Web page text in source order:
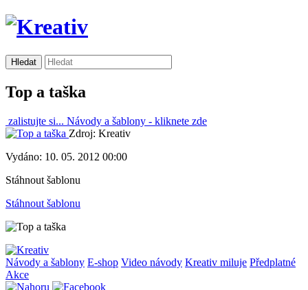
Top a taška
zalistujte si... Návody a šablony - kliknete zde
Zdroj: Kreativ
Vydáno: 10. 05. 2012 00:00
Stáhnout šablonu
Stáhnout šablonu
Návody a šablony E-shop Video návody Kreativ miluje Předplatné
Akce